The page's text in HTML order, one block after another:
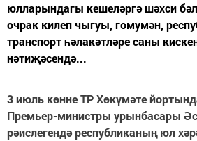
юлларындагы кешеләргә шәхси
очрак килеп чыгуы, гомумән,
транспорт һәлакәтләре саны
нәтиҗәсендә...
3 июль көнне ТР Хөкүмәте
Премьер-министры урынбасары
рәислегендә республиканың юл